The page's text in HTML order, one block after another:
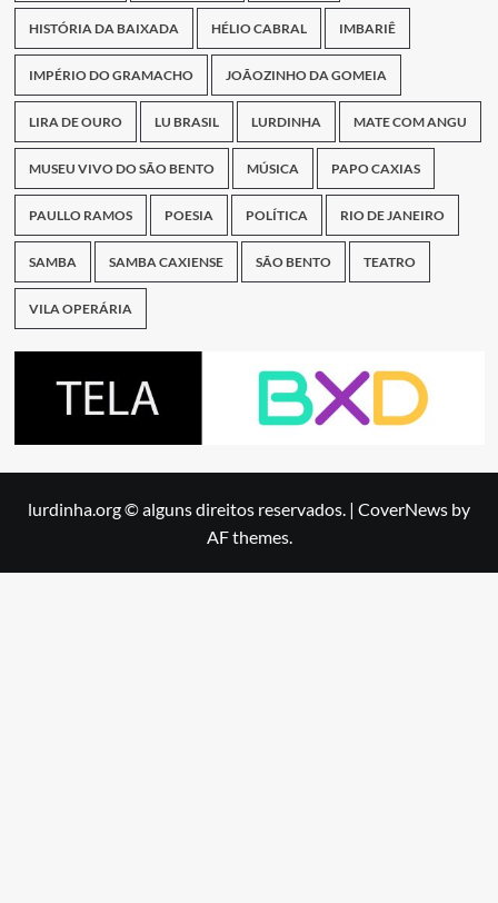
HISTÓRIA DA BAIXADA HÉLIO CABRAL IMBARIÊ
IMPÉRIO DO GRAMACHO JOÃOZINHO DA GOMEIA
LIRA DE OURO LU BRASIL LURDINHA MATE COM ANGU
MUSEU VIVO DO SÃO BENTO MÚSICA PAPO CAXIAS
PAULLO RAMOS POESIA POLÍTICA RIO DE JANEIRO
SAMBA SAMBA CAXIENSE SÃO BENTO TEATRO
VILA OPERÁRIA
lurdinha.org © alguns direitos reservados. | CoverNews by
AF themes.